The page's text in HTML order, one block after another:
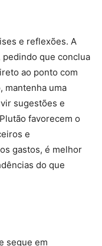
e reflexões. A
pedindo que conclua
ao ponto com
mantenha uma
sugestões e
favorecem o
e
gastos, é melhor
do que
segue em